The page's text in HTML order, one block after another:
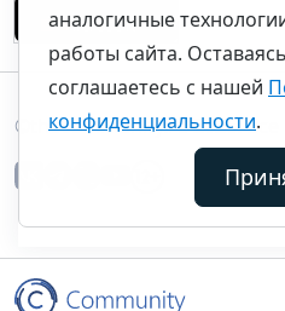
©thecommunity.ru 2026.
аналогичные
работы сайта.
соглашаетесь с нашей
конфиденциальности.